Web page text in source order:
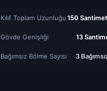
Kılıf Toplam Uzunluğu150
Gövde Genişliği 13
Bağımsız Bölme Sayısı 3